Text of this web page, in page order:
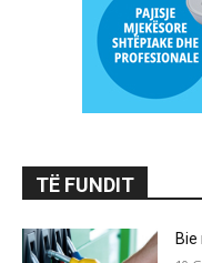
TË FUNDIT